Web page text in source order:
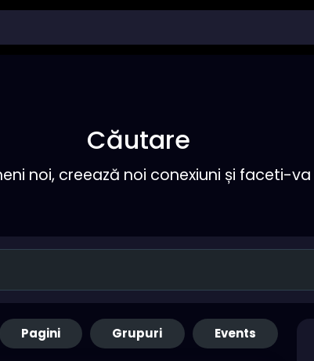
Căutare
noi, creează noi conexiuni și faceti-
Pagini Grupuri Events